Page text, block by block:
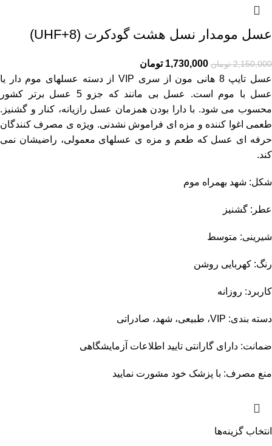
عسل مومدار نسل هشت گودکرت (UHF+8)
2,150,000 تومان 1,730,000 تومان
عسل تایپ 8 هانی مون از سری VIP از دسته عسلهای موم دار یا
عسل با موم است. عسل بی مانند که جزو 5 عسل برتر کشور
محسوب می شود. با دارا بودن همزمان عسل رازیانه، کنار و گشنیز.
طعمی اغوا کننده و مزه ای فراموش نشدنی. ویژه ی مصرف کنندگان
حرفه ای عسل که طعم و مزه ی عسلهای معمولی، راضیشان نمی
کند.
شکل: شهد بهمراه موم
عطر: گشنیز
شیرینی: متوسط
رنگ: کهربایی روشن
کاربرد: روزانه
دسته بندی: VIP، طبیعی، شهد، صادراتی
ضمانت: دارای گارانتی تایید اطلاعات آزمایشگاهی
منع مصرف: با پزشک خود مشورت نمایید
انتخاب گزینه‌ها